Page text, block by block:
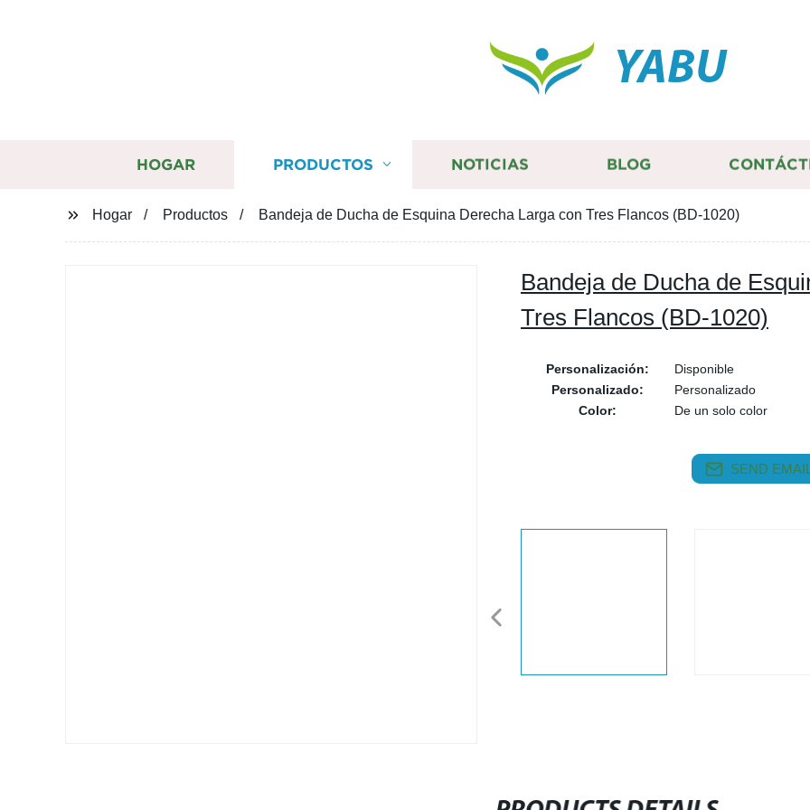
YABU
HOGAR PRODUCTOS NOTICIAS BLOG
Hogar Productos Bandeja de Ducha de Esquina Derecha Larga con Tres Flancos (BD-1020)
Bandeja de Ducha de
Tres Flancos (BD-1020)
Personalización:
Disponible
Personalizado:
Personalizado
Color:
De un solo color
SEND